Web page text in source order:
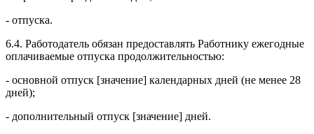
- отпуска.
6.4. Работодатель обязан предоставлять Работнику ежегодные
оплачиваемые отпуска продолжительностью:
- основной отпуск [значение] календарных дней (не менее 28
дней);
- дополнительный отпуск [значение] дней.